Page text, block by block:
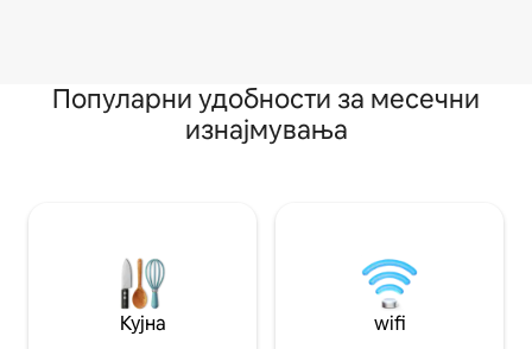
Популарни удобности за месечни
изнајмувања
Кујна wifi